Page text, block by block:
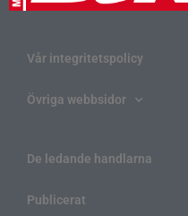
Vår integritetspolicy
Övriga webbsidor
De ledande handlarna
Publicerat